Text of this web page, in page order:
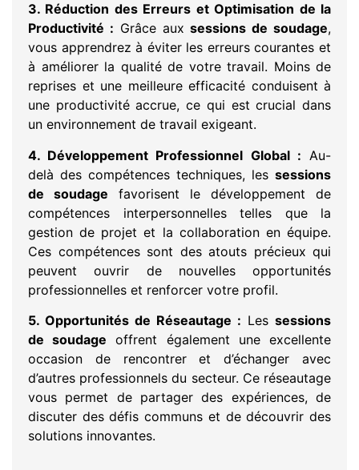
3. Réduction des Erreurs et Optimisation de la
Productivité : Grâce auxsessions de soudage,
vous apprendrez à éviter les erreurs courantes et
à améliorer la qualité de votre travail. Moins de
reprises et une meilleure efficacité conduisent à
une productivité accrue, ce qui est crucial dans
un environnement de travail exigeant.
4. Développement Professionnel Global : Au-
delà des compétences techniques, les sessions
de soudage favorisent le développement de
compétences interpersonnelles telles que la
gestion de projet et la collaboration en équipe.
Ces compétences sont des atouts précieux qui
peuvent ouvrir de nouvelles opportunités
professionnelles et renforcer votre profil.
5. Opportunités de Réseautage : Les sessions
de soudage offrent également une excellente
occasion de rencontrer et d’échanger avec
d’autres professionnels du secteur. Ce réseautage
vous permet de partager des expériences, de
discuter des défis communs et de découvrir des
solutions innovantes.